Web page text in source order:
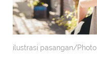
ilustrasi pasangan/